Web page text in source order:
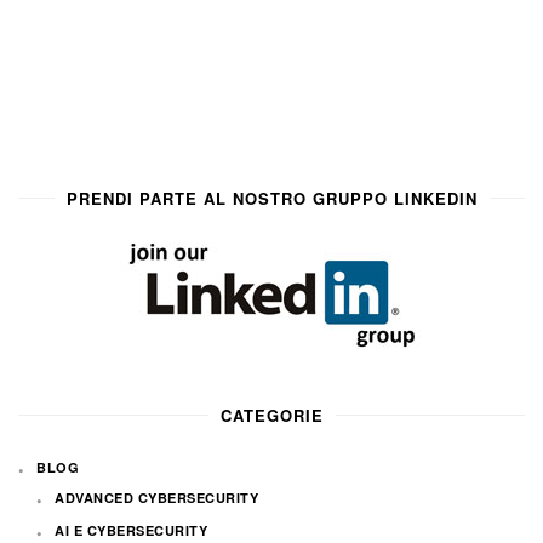
PRENDI PARTE AL NOSTRO GRUPPO LINKEDIN
CATEGORIE
BLOG
ADVANCED CYBERSECURITY
AI E CYBERSECURITY